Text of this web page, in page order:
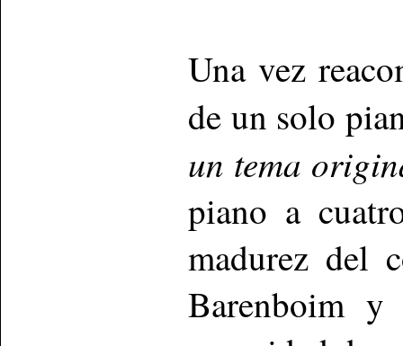
Una vez
de un solo
un tema
piano a
madurez del
Barenboim y